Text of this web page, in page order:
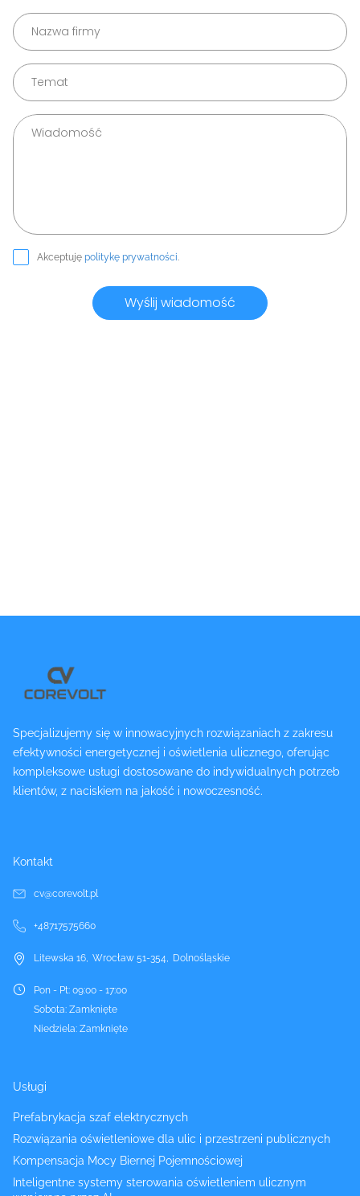
Akceptuję politykę prywatności
Wyślij wiadomość
Specjalizujemy się w innowacyjnych rozwiązaniach z zakresu
efektywności energetycznej i oświetlenia ulicznego, oferując
kompleksowe usługi dostosowane do indywidualnych potrzeb
klientów, z naciskiem na jakość i nowoczesność.
Kontakt
cv@corevolt.pl
+48717575660
Litewska 16 Wrocław 51-354 Dolnośląskie
Pon - Pt: 09:00 - 17:00
Sobota: Zamknięte
Niedziela: Zamknięte
Usługi
Prefabrykacja szaf elektrycznych
Rozwiązania oświetleniowe dla ulic i przestrzeni publicznych
Kompensacja Mocy Biernej Pojemnościowej
Inteligentne systemy sterowania oświetleniem ulicznym